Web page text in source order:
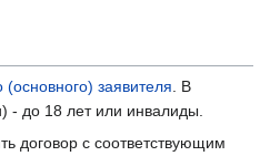
(основного) заявителя . В
- до 18 лет или инвалиды.
договор с соответствующим